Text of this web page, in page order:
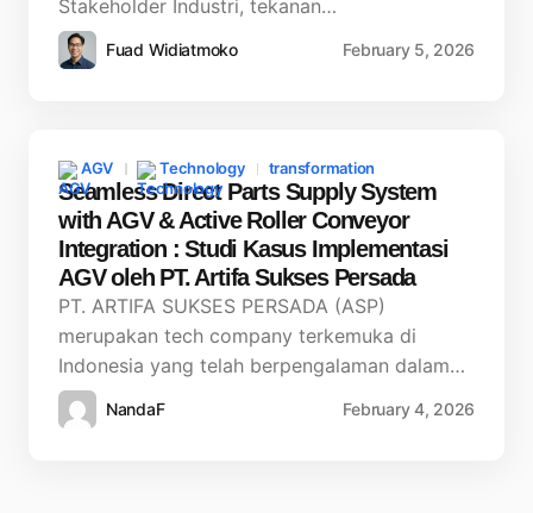
Stakeholder Industri, tekanan…
Fuad Widiatmoko February 5, 2026
AGV Technology transformation
Seamless Direct Parts Supply System
with AGV & Active Roller Conveyor
Integration : Studi Kasus Implementasi
AGV oleh PT. Artifa Sukses Persada
PT. ARTIFA SUKSES PERSADA (ASP)
merupakan tech company terkemuka di
Indonesia yang telah berpengalaman dalam…
NandaF February 4, 2026